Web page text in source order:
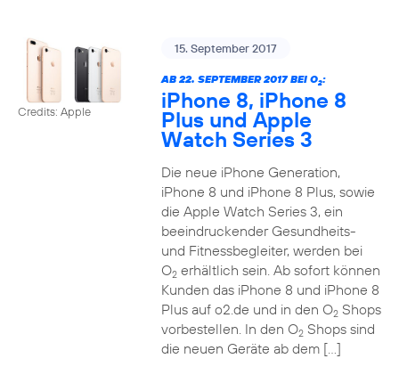
Credits: Apple
15. September 2017
AB 22. SEPTEMBER 2017 BEI O2:
iPhone 8, iPhone 8
Plus und Apple
Watch Series 3
Die neue iPhone Generation,
iPhone 8 und iPhone 8 Plus, sowie
die Apple Watch Series 3, ein
beeindruckender Gesundheits-
und Fitnessbegleiter, werden bei
O2erhältlich sein. Ab sofort können
Kunden das iPhone 8 und iPhone 8
Plus auf o2.de und in den O2Shops
vorbestellen. In den O2Shops sind
die neuen Geräte ab dem […]